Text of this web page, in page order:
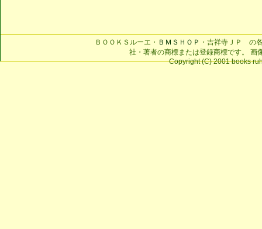
ＢＯＯＫＳルーエ・ ＢＭＳＨＯＰ ・吉祥寺ＪＰ の
社・著者の商標または登録商標です。 画
Copyright (C) 2001 books